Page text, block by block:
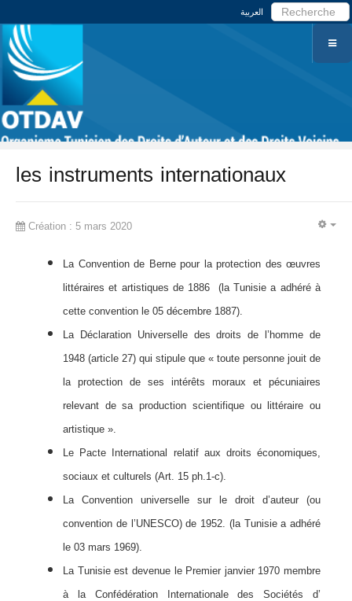
العربية
les instruments internationaux
Création : 5 mars 2020
La Convention de Berne pour la protection des œuvres
littéraires et artistiques de 1886 (la Tunisie a adhéré à
cette convention le 05 décembre 1887).
La Déclaration Universelle des droits de l’homme de
1948 (article 27) qui stipule que « toute personne jouit de
la protection de ses intérêts moraux et pécuniaires
relevant de sa production scientifique ou littéraire ou
artistique ».
Le Pacte International relatif aux droits économiques,
sociaux et culturels (Art. 15 ph.1-c).
La Convention universelle sur le droit d’auteur (ou
convention de l’UNESCO) de 1952. (la Tunisie a adhéré
le 03 mars 1969).
La Tunisie est devenue le Premier janvier 1970 membre
à la Confédération Internationale des Sociétés d’